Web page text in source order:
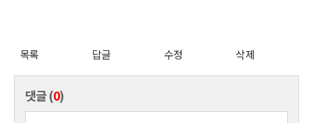
목록 답글 수정 삭제
댓글 (0)